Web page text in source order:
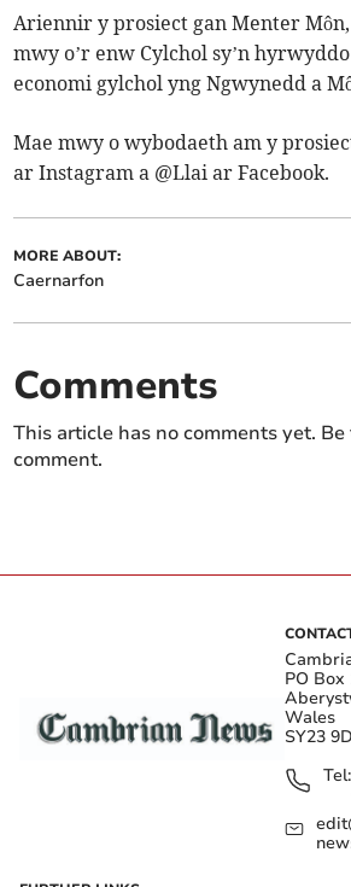
Ariennir y prosiect gan Menter
mwy o’r enw Cylchol sy’n
economi gylchol yng Ngwynedd a
Mae mwy o wybodaeth am y
ar Instagram a @Llai ar Facebook.
MORE ABOUT:
Caernarfon
Comments
This article has no comments yet.
comment.
PO Box
Wales
SY23
Tel: